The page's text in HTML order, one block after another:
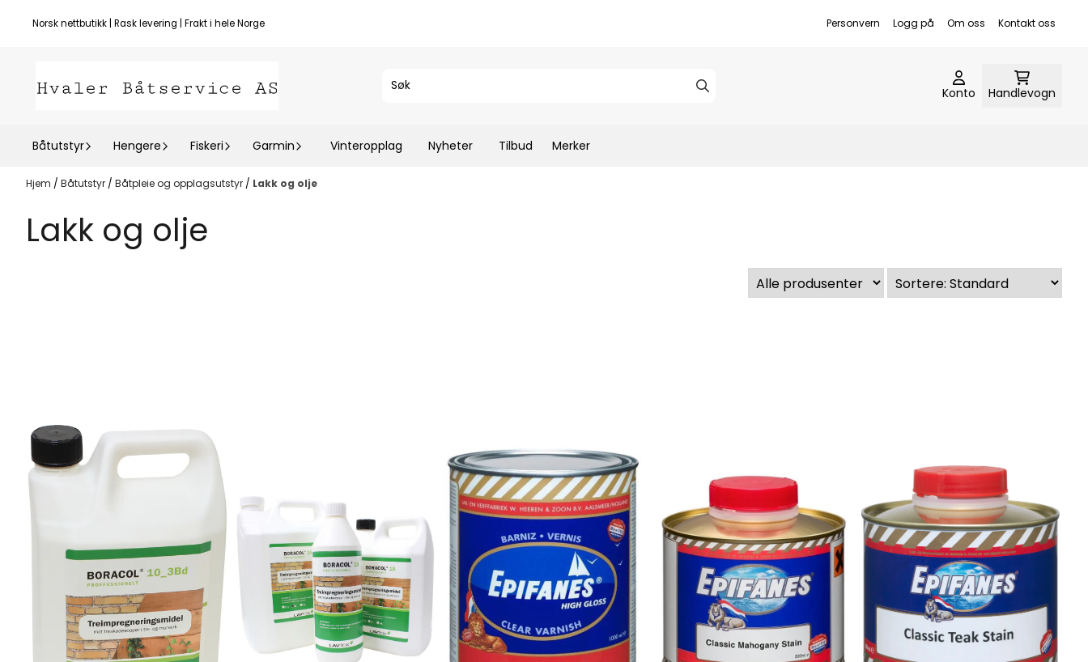
Hopp til innhold
Norsk nettbutikk | Rask levering | Frakt i hele Norge Personvern Logg på Om oss Kontakt oss
Konto Handlevogn
Båtutstyr Hengere Fiskeri Garmin Vinteropplag Nyheter Tilbud Merker
Hjem / Båtutstyr / Båtpleie og opplagsutstyr / Lakk og olje
Lakk og olje